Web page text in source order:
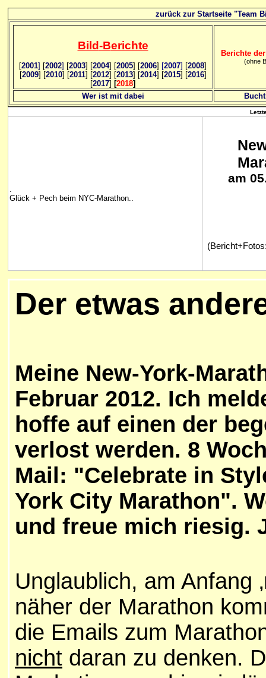
zurück zur Startseite "Team
Bild-Berichte
[2001] [2002] [2003] [2004] [2005] [2006] [2007] [2008]
[2009] [2010] [2011] [2012] [2013] [2014] [2015] [2016]
[2017] [2018]
Berichte
(ohne
Wer ist mit dabei
.
Glück + Pech beim NYC-Marathon..
am
Der etwas
Meine New-York-
Februar 2012. Ich
hoffe auf einen der
verlost werden. 8
Mail: "Celebrate in
York City Marathon".
und freue mich riesig.
Unglaublich, am Anfang
näher der Marathon
die Emails zum
nicht daran zu denken.